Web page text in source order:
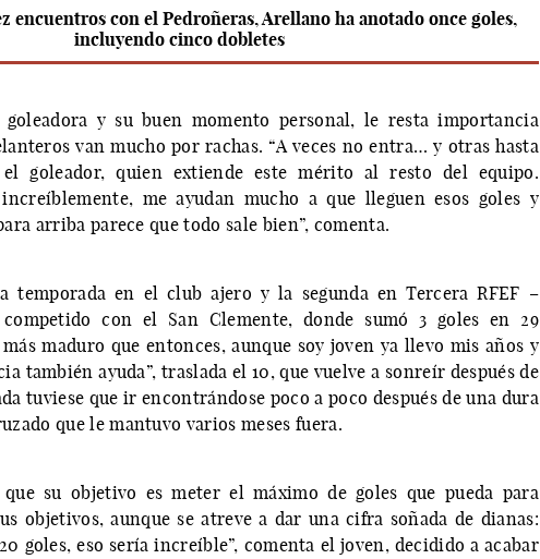
encuentros con el Pedroñeras, Arellano ha anotado once goles,
incluyendo cinco dobletes
y su buen momento personal, le resta importancia
van mucho por rachas. “A veces no entra… y otras hasta
goleador, quien extiende este mérito al resto del equipo.
increíblemente, me ayudan mucho a que lleguen esos goles y
arriba parece que todo sale bien”, comenta.
temporada en el club ajero y la segunda en Tercera RFEF –
con el San Clemente, donde sumó 3 goles en 29
maduro que entonces, aunque soy joven ya llevo mis años y
también ayuda”, traslada el 10, que vuelve a sonreír después de
tuviese que ir encontrándose poco a poco después de una dura
que le mantuvo varios meses fuera.
su objetivo es meter el máximo de goles que pueda para
objetivos, aunque se atreve a dar una cifra soñada de dianas:
goles, eso sería increíble”, comenta el joven, decidido a acabar